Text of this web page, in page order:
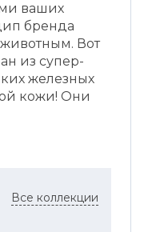
ваших
бренда
Вот
из супер-
железных
кожи! Они
Все коллекции